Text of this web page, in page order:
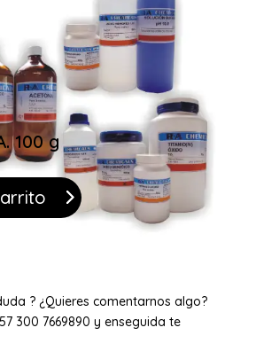
100 g
? ¿Quieres comentarnos algo?
300 7669890 y enseguida te